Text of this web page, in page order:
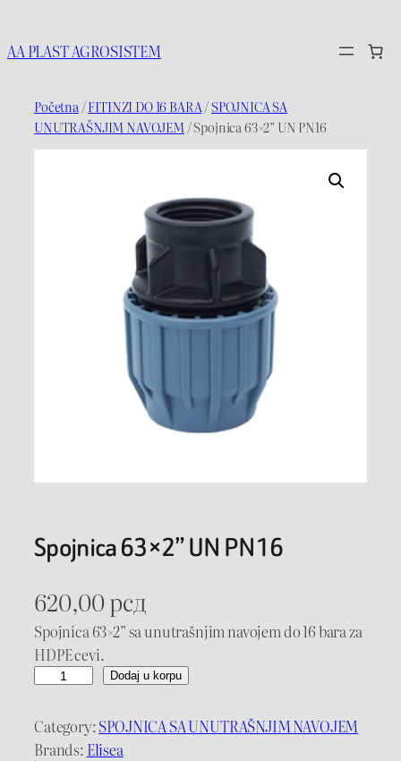
na
sadržaj
AA PLAST AGROSISTEM
Početna /FITINZI DO 16 BARA/SPOJNICA SA
UNUTRAŠNJIM NAVOJEM / Spojnica 63×2” UN PN16
Spojnica 63×2” UN PN16
620,00рсд
Spojnica 63×2” sa unutrašnjim navojem do 16 bara za
HDPE cevi.
o
j
Dodaj u korpu
Category:SPOJNICA SA UNUTRAŠNJIM NAVOJEM
Brands: Elisea